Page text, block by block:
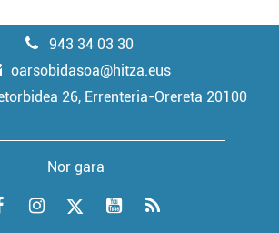
943 34 03 30
oarsobidasoa@hitza.eus
26, Errenteria-Orereta 20100
Nor gara